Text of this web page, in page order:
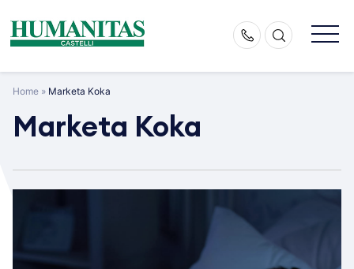
content
Home » Marketa Koka
Marketa Koka